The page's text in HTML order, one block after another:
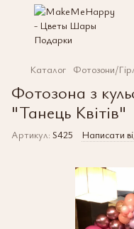
Каталог Фотозони/
Фотозона з
"Танець Квітів"
Артикул: S425 Написати